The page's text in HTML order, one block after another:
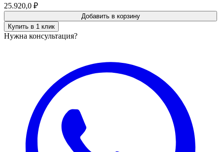
25.920,0 ₽
Добавить в корзину
Купить в 1 клик
Нужна консультация?